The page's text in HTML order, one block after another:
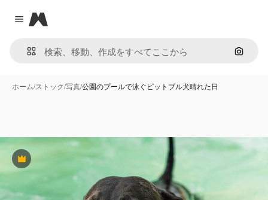
Close menu
Magnific
画像で
ホーム/ストック/写真/公園のプールで泳ぐピットブル犬晴れた日
Premium